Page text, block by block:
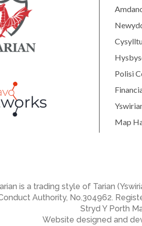
Polisi
Map
is a trading style of Tarian
Authority, No.304962.
Stryd Y Porth
Website designed and